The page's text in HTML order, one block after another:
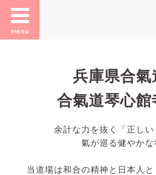
menu
兵庫県合氣
合氣道琴心
余計な力を抜く「正し
氣が巡る健やかな
当道場は和合の精神と日本人と